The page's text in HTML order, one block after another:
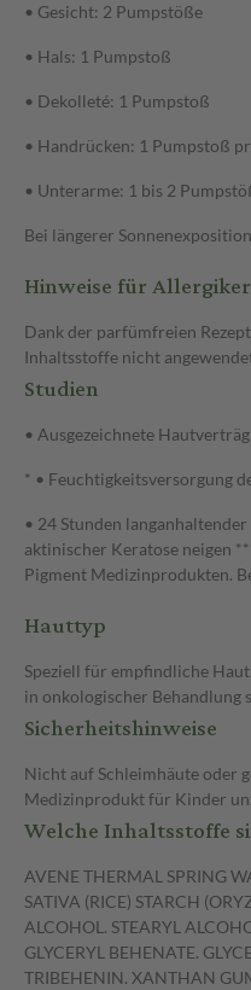
• Gesicht: 2 Pumpstöße
• Hals: 1 Pumpstoß
• Dekolleté: 1 Pumpstoß
• Handrücken: 1 Pumpstoß
• Unterarme: 1 bis 2
Bei längerer
Hinweise für Allergiker
Dank der parfümfreien
Inhaltsstoffe nicht
Studien
• Ausgezeichnete
* • Feuchtigkeitsversorgung
• 24 Stunden
aktinischer Keratose neigen
Pigment Medizinprodukten.
Hauttyp
Speziell für empfindliche
in onkologischer Behandlung
Sicherheitshinweise
Nicht auf Schleimhäute oder
Medizinprodukt für Kinder
Welche Inhaltsstoffe
AVENE THERMAL SPRING
SATIVA (RICE) STARCH
ALCOHOL. STEARYL
GLYCERYL BEHENATE.
TRIBEHENIN. XANTHAN